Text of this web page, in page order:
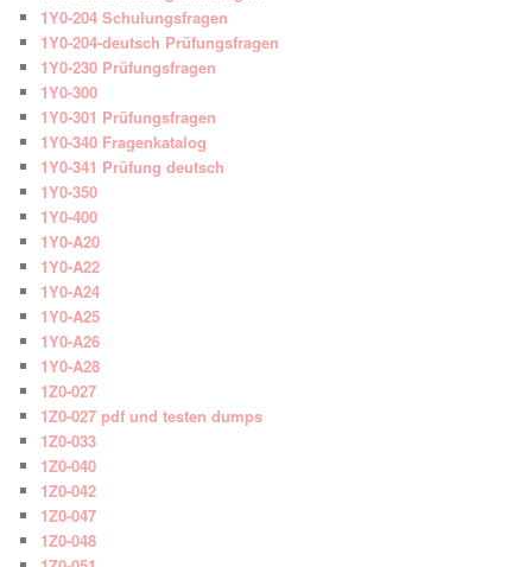
1Y0-204 Schulungsfragen
1Y0-204-deutsch Prüfungsfragen
1Y0-230 Prüfungsfragen
1Y0-300
1Y0-301 Prüfungsfragen
1Y0-340 Fragenkatalog
1Y0-341 Prüfung deutsch
1Y0-350
1Y0-400
1Y0-A20
1Y0-A22
1Y0-A24
1Y0-A25
1Y0-A26
1Y0-A28
1Z0-027
1Z0-027 pdf und testen dumps
1Z0-033
1Z0-040
1Z0-042
1Z0-047
1Z0-048